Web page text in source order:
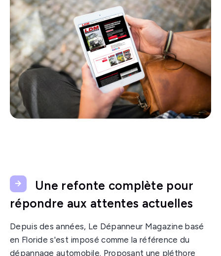
Une refonte complète pour
répondre aux attentes actuelles
Depuis des années, Le Dépanneur Magazine basé
en Floride s'est imposé comme la référence du
dépannage automobile. Proposant une pléthore